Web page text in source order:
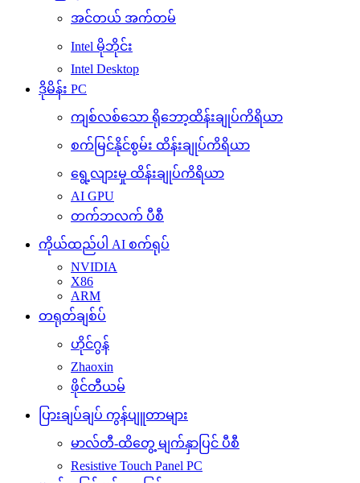
အင်တယ် အက်တမ်
Intel မိုဘိုင်း
Intel Desktop
ဒိုမိန်း PC
ကျစ်လစ်သော ရိုဘော့ထိန်းချုပ်ကိရိယာ
စက်မြင်နိုင်စွမ်း ထိန်းချုပ်ကိရိယာ
ရွေ့လျားမှု ထိန်းချုပ်ကိရိယာ
AI GPU
တက်ဘလက် ပီစီ
ကိုယ်ထည်ပါ AI စက်ရုပ်
NVIDIA
X86
ARM
တရုတ်ချစ်ပ်
ဟိုင်ဂွန်
Zhaoxin
ဖိုင်တီယမ်
ပြားချပ်ချပ် ကွန်ပျူတာများ
မာလ်တီ-ထိတွေ့ မျက်နှာပြင် ပီစီ
Resistive Touch Panel PC